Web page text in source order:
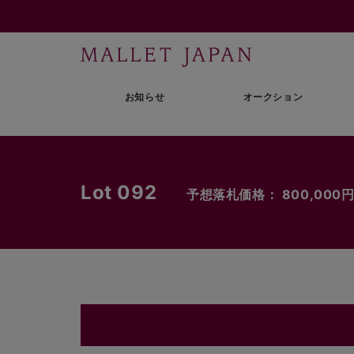
お知らせ オークション
Lot 092 予想落札価格： 800,000